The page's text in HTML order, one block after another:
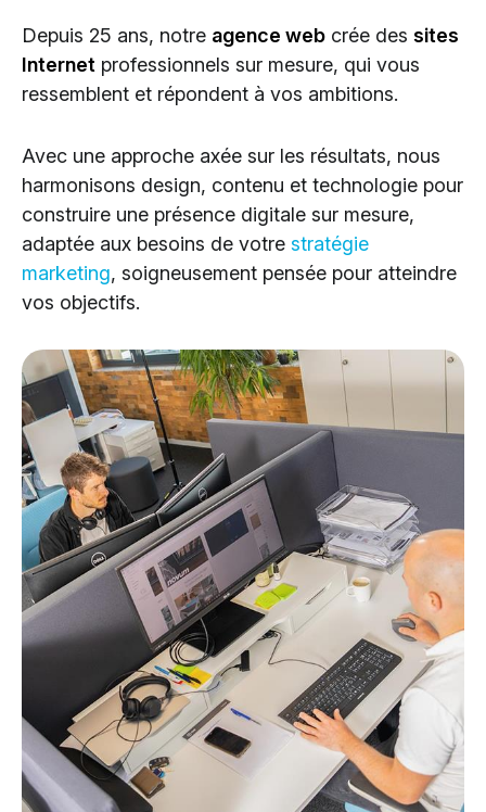
CMS - Systèmes de gestion de contenus
Cloud Services
Depuis 25 ans, notre agence web crée des sites
Internet professionnels sur mesure, qui vous
ressemblent et répondent à vos ambitions.
Avec une approche axée sur les résultats, nous
harmonisons design, contenu et technologie pour
construire une présence digitale sur mesure,
adaptée aux besoins de votre stratégie
marketing, soigneusement pensée pour atteindre
vos objectifs.